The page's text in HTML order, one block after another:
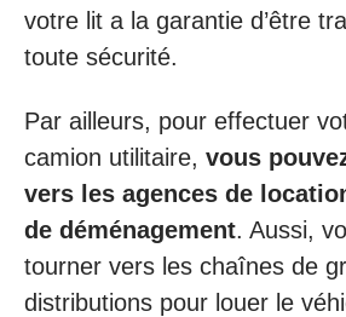
votre lit a la garantie d’être
toute sécurité.
Par ailleurs, pour effectuer
camion utilitaire, vous
vers les agences de
de déménagement. Aussi,
tourner vers les chaînes de
distributions pour louer le